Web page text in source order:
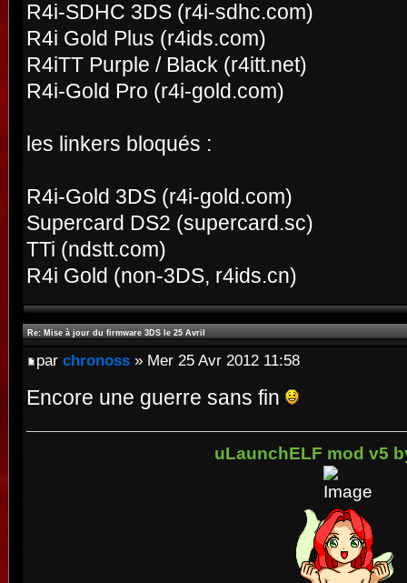
R4i-SDHC 3DS (r4i-sdhc.com)
R4i Gold Plus (r4ids.com)
R4iTT Purple / Black (r4itt.net)
R4i-Gold Pro (r4i-gold.com)
les linkers bloqués :
R4i-Gold 3DS (r4i-gold.com)
Supercard DS2 (supercard.sc)
TTi (ndstt.com)
R4i Gold (non-3DS, r4ids.cn)
Re: Mise à jour du firmware 3DS le 25 Avril
par chronoss » Mer 25 Avr 2012 11:58
Encore une guerre sans fin
uLaunchELF mod v5